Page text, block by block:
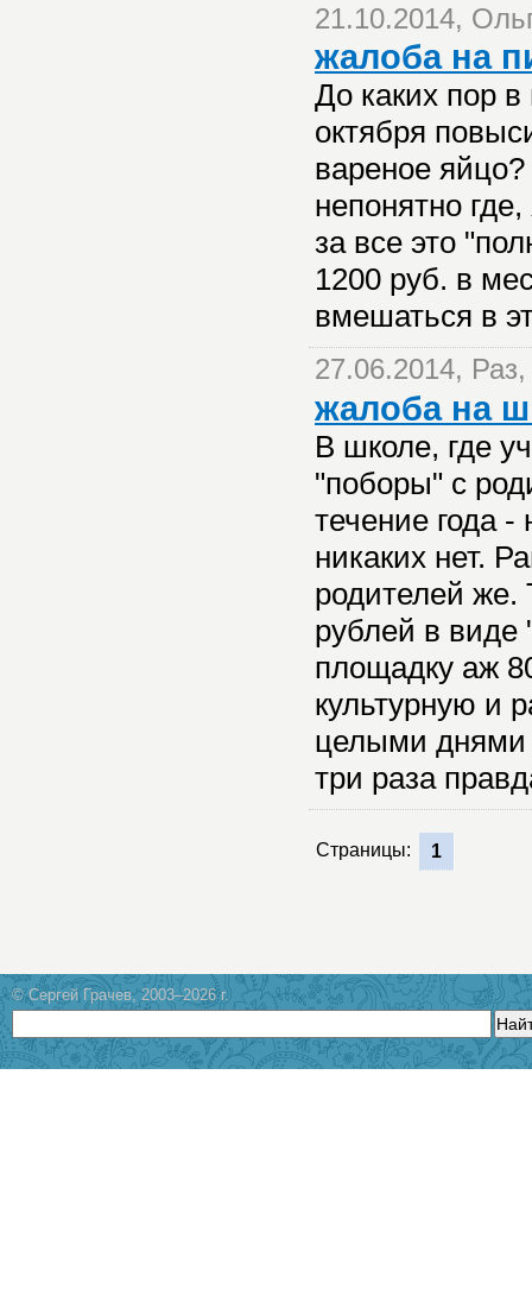
21.10.2014,
жалоба на
До каких пор
октября
вареное
непонятно
за все это
1200 руб. в
вмешаться в
27.06.2014,
жалоба на
В школе, где
"поборы" с
течение года -
никаких нет.
родителей же.
рублей в
площадку аж
культурную и
целыми днями
три раза
Страницы: 1
© Сергей Грачев, 2003–2026 г.